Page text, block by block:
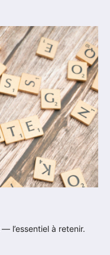
— l’essentiel à retenir.